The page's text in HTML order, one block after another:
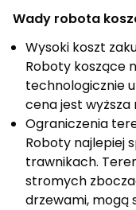
Wady robota
Wysoki koszt
Roboty koszące
technologicznie
cena jest wyższa
Ograniczenia
Roboty najlepiej
trawnikach.
stromych
drzewami, mogą